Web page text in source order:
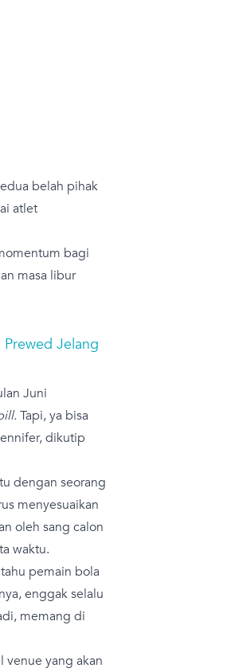
belah pihak
atlet
bagi
masa libur
Jelang
Juni
Tapi, ya bisa
dikutip
dengan seorang
menyesuaikan
oleh sang calon
waktu.
pemain bola
enggak selalu
memang di
yang akan